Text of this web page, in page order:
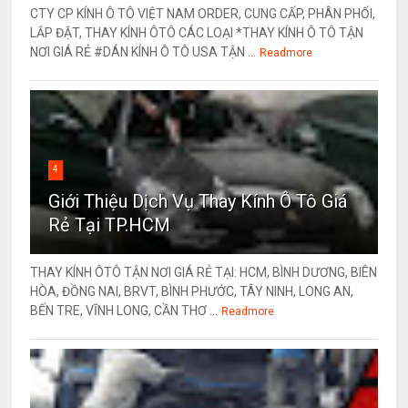
CTY CP KÍNH Ô TÔ VIỆT NAM ORDER, CUNG CẤP, PHÂN PHỐI,
LẮP ĐẶT, THAY KÍNH ÔTÔ CÁC LOẠI *THAY KÍNH Ô TÔ TẬN
NƠI GIÁ RẺ #DÁN KÍNH Ô TÔ USA TẬN ...
Readmore
4
Giới Thiệu Dịch Vụ Thay Kính Ô Tô Giá
Rẻ Tại TP.HCM
THAY KÍNH ÔTÔ TẬN NƠI GIÁ RẺ TẠI: HCM, BÌNH DƯƠNG, BIÊN
HÒA, ĐỒNG NAI, BRVT, BÌNH PHƯỚC, TÂY NINH, LONG AN,
BẾN TRE, VĨNH LONG, CẦN THƠ ...
Readmore